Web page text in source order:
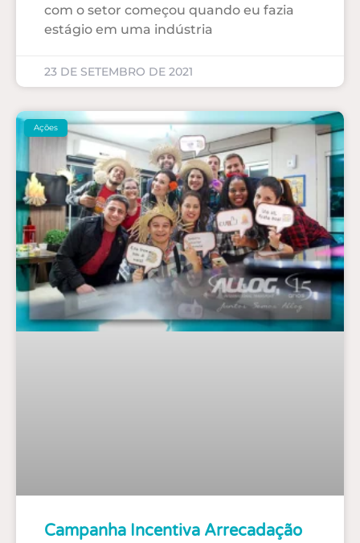
com o setor começou quando eu fazia
estágio em uma indústria
23 DE SETEMBRO DE 2021
Ações
Campanha Incentiva Arrecadação